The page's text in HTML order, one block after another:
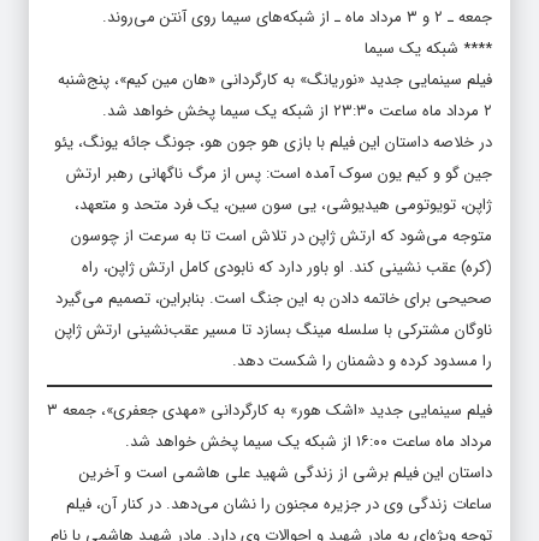
جمعه ـ ۲ و ۳ مرداد ماه ـ از شبکه‌های سیما روی آنتن می‌روند.
**** شبکه یک سیما
فیلم سینمایی جدید «نوریانگ» به کارگردانی «هان مین کیم»، پنج‌شنبه
۲ مرداد ماه ساعت ۲۳:۳۰ از شبکه یک سیما پخش خواهد شد.
در خلاصه داستان این فیلم با بازی هو جون هو، جونگ جائه یونگ، یئو
جین گو و کیم یون سوک آمده است: پس از مرگ ناگهانی رهبر ارتش
ژاپن، تویوتومی هیدیوشی، یی سون سین، یک فرد متحد و متعهد،
متوجه می‌شود که ارتش ژاپن در تلاش است تا به سرعت از چوسون
(کره) عقب نشینی کند. او باور دارد که نابودی کامل ارتش ژاپن، راه
صحیحی برای خاتمه دادن به این جنگ است. بنابراین، تصمیم می‌گیرد
ناوگان مشترکی با سلسله مینگ بسازد تا مسیر عقب‌نشینی ارتش ژاپن
را مسدود کرده و دشمنان را شکست دهد.
فیلم سینمایی جدید «اشک هور» به کارگردانی «مهدی جعفری»، جمعه ۳
مرداد ماه ساعت ۱۶:۰۰ از شبکه یک سیما پخش خواهد شد.
داستان این فیلم برشی از زندگی شهید علی هاشمی است و آخرین
ساعات زندگی وی در جزیره مجنون را نشان می‌دهد. در کنار آن، فیلم
توجه ویژه‌ای به مادر شهید و احوالات وی دارد. مادر شهید هاشمی با نام